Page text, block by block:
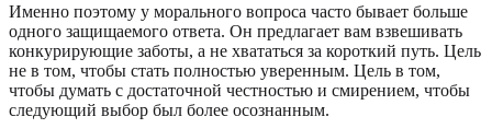
Именно поэтому у морального вопроса часто бывает больше
одного защищаемого ответа. Он предлагает вам взвешивать
конкурирующие заботы, а не хвататься за короткий путь. Цель
не в том, чтобы стать полностью уверенным. Цель в том,
чтобы думать с достаточной честностью и смирением, чтобы
следующий выбор был более осознанным.